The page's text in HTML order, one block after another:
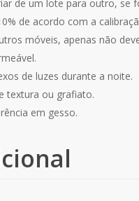
de um lote para outro, se
de acordo com a
móveis, apenas não
de luzes durante a noite.
textura ou grafiato.
em gesso.